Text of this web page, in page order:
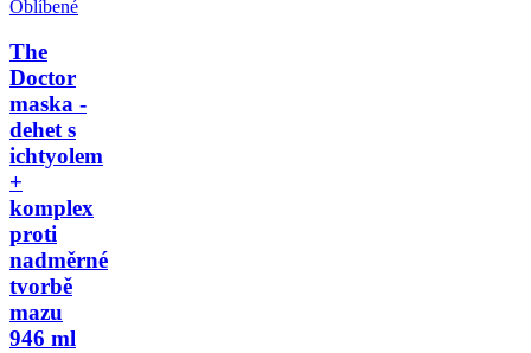
Oblíbené
The
Doctor
maska -
dehet s
ichtyolem
+
komplex
proti
nadměrné
tvorbě
mazu
946 ml